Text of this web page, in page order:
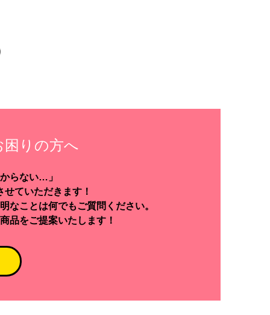
困りの方へ
らない…」
ていただきます！
なことは何でもご質問ください。
品をご提案いたします！